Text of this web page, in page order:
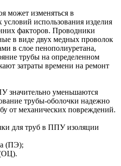
может изменяться в
условий использования изделия
факторов. Проводники
в виде двух медных проволок
в слое пенополиуретана,
трубы на определенном
затраты времени на ремонт
значительно уменьшаются
трубы-оболочки надежно
от механических повреждений.
для труб в ППУ изоляции
(ПЭ);